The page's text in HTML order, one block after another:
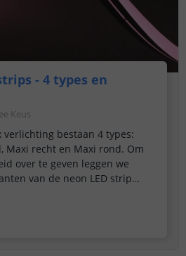
- 4 types en
Keus
verlichting bestaan 4 types:
Maxi recht en Maxi rond. Om
over te geven leggen we
van de neon LED strip
uw doel. Wij vertellen u
het meest geschikt is wanneer